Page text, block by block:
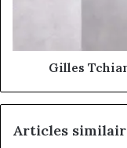
Gilles
Articles